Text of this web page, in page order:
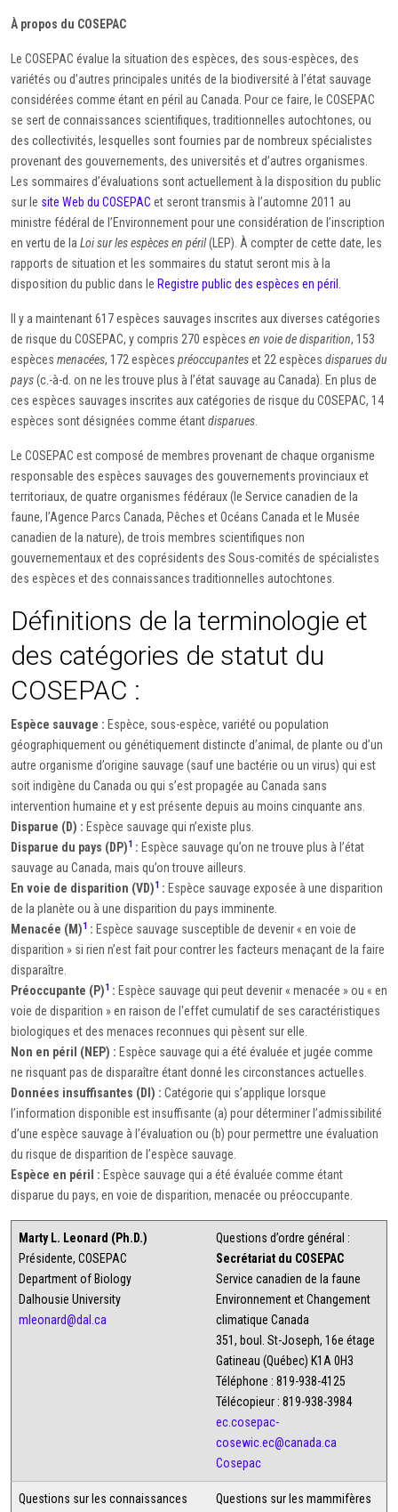
À propos du COSEPAC
Le COSEPAC évalue la situation des espèces, des sous-espèces, des
variétés ou d’autres principales unités de la biodiversité à l’état sauvage
considérées comme étant en péril au Canada. Pour ce faire, le COSEPAC
se sert de connaissances scientifiques, traditionnelles autochtones, ou
des collectivités, lesquelles sont fournies par de nombreux spécialistes
provenant des gouvernements, des universités et d’autres organismes.
Les sommaires d’évaluations sont actuellement à la disposition du public
sur le site Web du COSEPAC et seront transmis à l’automne 2011 au
ministre fédéral de l’Environnement pour une considération de l’inscription
en vertu de la Loi sur les espèces en péril(LEP). À compter de cette date, les
rapports de situation et les sommaires du statut seront mis à la
disposition du public dans le Registre public des espèces en péril.
Il y a maintenant 617 espèces sauvages inscrites aux diverses catégories
de risque du COSEPAC, y compris 270 espèces en voie de disparition, 153
espèces menacées, 172 espèces préoccupanteset 22 espèces disparues du
pays(c.-à-d. on ne les trouve plus à l’état sauvage au Canada). En plus de
ces espèces sauvages inscrites aux catégories de risque du COSEPAC, 14
espèces sont désignées comme étantdisparues.
Le COSEPAC est composé de membres provenant de chaque organisme
responsable des espèces sauvages des gouvernements provinciaux et
territoriaux, de quatre organismes fédéraux (le Service canadien de la
faune, l’Agence Parcs Canada, Pêches et Océans Canada et le Musée
canadien de la nature), de trois membres scientifiques non
gouvernementaux et des coprésidents des Sous-comités de spécialistes
des espèces et des connaissances traditionnelles autochtones.
Définitions de la terminologie et
des catégories de statut du
COSEPAC :
Espèce sauvage : Espèce, sous-espèce, variété ou population
géographiquement ou génétiquement distincte d’animal, de plante ou d’un
autre organisme d’origine sauvage (sauf une bactérie ou un virus) qui est
soit indigène du Canada ou qui s’est propagée au Canada sans
intervention humaine et y est présente depuis au moins cinquante ans.
Disparue (D) : Espèce sauvage qui n’existe plus.
Disparue du pays (DP)1 : Espèce sauvage qu’on ne trouve plus à l’état
sauvage au Canada, mais qu’on trouve ailleurs.
En voie de disparition (VD)1 : Espèce sauvage exposée à une disparition
de la planète ou à une disparition du pays imminente.
Menacée (M)1 : Espèce sauvage susceptible de devenir « en voie de
disparition » si rien n’est fait pour contrer les facteurs menaçant de la faire
disparaître.
Préoccupante (P)1 : Espèce sauvage qui peut devenir « menacée » ou « en
voie de disparition » en raison de l'effet cumulatif de ses caractéristiques
biologiques et des menaces reconnues qui pèsent sur elle.
Non en péril (NEP) : Espèce sauvage qui a été évaluée et jugée comme
ne risquant pas de disparaître étant donné les circonstances actuelles.
Données insuffisantes (DI) : Catégorie qui s’applique lorsque
l’information disponible est insuffisante (a) pour déterminer l’admissibilité
d’une espèce sauvage à l’évaluation ou (b) pour permettre une évaluation
du risque de disparition de l’espèce sauvage.
Espèce en péril : Espèce sauvage qui a été évaluée comme étant
disparue du pays, en voie de disparition, menacée ou préoccupante.
Marty L. Leonard (Ph.D.)
Présidente, COSEPAC
Department of Biology
Dalhousie University
mleonard@dal.ca
Questions d’ordre général :
Secrétariat du COSEPAC
Service canadien de la faune
Environnement et Changement
climatique Canada
351, boul. St-Joseph, 16e étage
Gatineau (Québec) K1A 0H3
Téléphone : 819-938-4125
Télécopieur : 819-938-3984
ec.cosepac-
cosewic.ec@canada.ca
Cosepac
Questions sur les connaissances Questions sur les mammifères